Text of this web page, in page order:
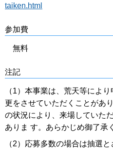
taiken.html
参加費
無料
注記
（1）本事業は、荒天等によ
更をさせていただくことがあ
の状況により、来場していた
ありま す。あらかじめ御了承
（2）応募多数の場合は抽選と